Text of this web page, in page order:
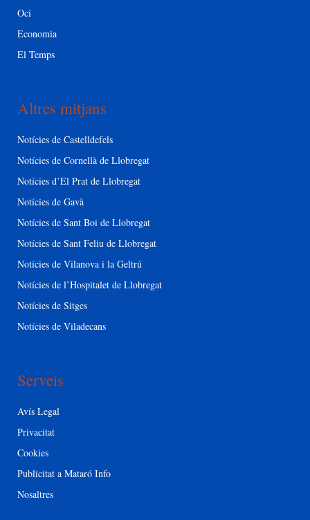
Oci
Economia
El Temps
Altres mitjans
Notícies de Castelldefels
Notícies de Cornellà de Llobregat
Notícies d’El Prat de Llobregat
Notícies de Gavà
Notícies de Sant Boi de Llobregat
Notícies de Sant Feliu de Llobregat
Notícies de Vilanova i la Geltrú
Notícies de l’Hospitalet de Llobregat
Notícies de Sitges
Notícies de Viladecans
Serveis
Avís Legal
Privacitat
Cookies
Publicitat a Mataró Info
Nosaltres